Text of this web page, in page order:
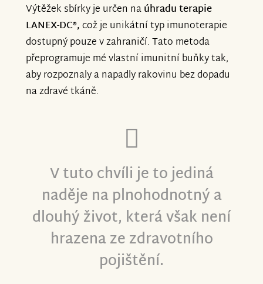
Výtěžek sbírky je určen naúhradu terapie
LANEX-DC®,což je unikátní typ imunoterapie
dostupný pouze v zahraničí. Tato metoda
přeprogramuje mé vlastní imunitní buňky tak,
aby rozpoznaly a napadly rakovinu bez dopadu
na zdravé tkáně.
V tuto chvíli je to jediná
naděje na plnohodnotný a
dlouhý život, která však není
hrazena ze zdravotního
pojištění.